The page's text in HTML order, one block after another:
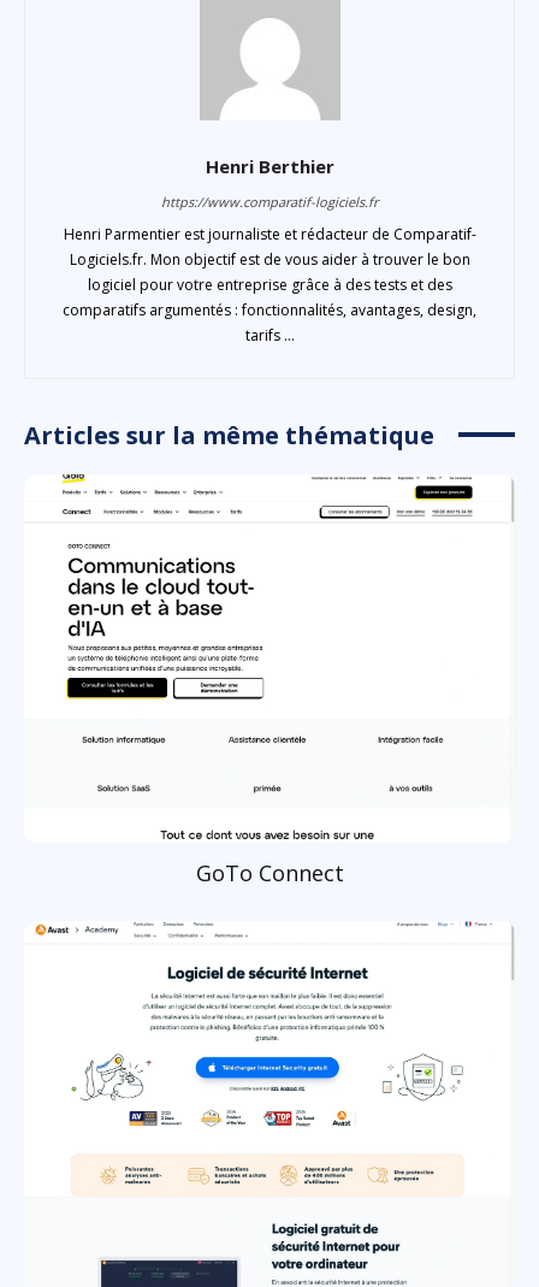
Henri Berthier
https://www.comparatif-logiciels.fr
Henri Parmentier est journaliste et rédacteur de Comparatif-
Logiciels.fr. Mon objectif est de vous aider à trouver le bon
logiciel pour votre entreprise grâce à des tests et des
comparatifs argumentés : fonctionnalités, avantages, design,
tarifs ...
Articles sur la même thématique
GoTo Connect